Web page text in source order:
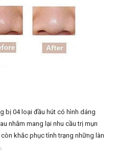
bị 04 loại đầu hút có hình dáng
nhằm mang lại nhu cầu trị mụn
khắc phục tình trạng những làn